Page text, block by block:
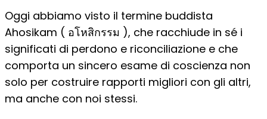
Oggi abbiamo visto il termine buddista
Ahosikam ( อโหสิกรรม ), che racchiude in sé i
significati di perdono e riconciliazione e che
comporta un sincero esame di coscienza non
solo per costruire rapporti migliori con gli altri,
ma anche con noi stessi.